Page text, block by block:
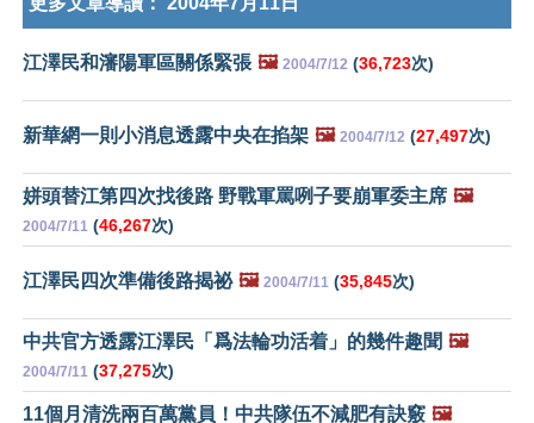
江澤民和瀋陽軍區關係緊張 🖼️ 2004/7/12 (36,723次)
新華網一則小消息透露中央在掐架 🖼️ 2004/7/12 (27,497次)
姘頭替江第四次找後路 野戰軍罵咧子要崩軍委主席 🖼️
2004/7/11 (46,267次)
江澤民四次準備後路揭祕 🖼️ 2004/7/11 (35,845次)
中共官方透露江澤民「爲法輪功活着」的幾件趣聞 🖼️
2004/7/11 (37,275次)
11個月清洗兩百萬黨員！中共隊伍不減肥有訣竅 🖼️